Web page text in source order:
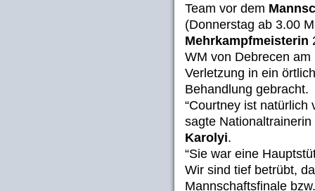
Team vor dem
(Donnerstag ab 3.00
Mehrkampfmeisterin
WM von Debrecen
Verletzung in ein
Behandlung gebracht.
“Courtney ist natürlich
sagte
Karolyi.
“Sie war eine
Wir sind tief betrübt,
Mannschaftsfinale